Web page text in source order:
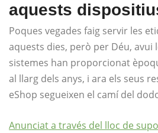
aquests
Poques vegades faig servir les
aquests dies, però per Déu, avui
sistemes han proporcionat
al llarg dels anys, i ara els seus
eShop segueixen el camí del
Anunciat a través del lloc de